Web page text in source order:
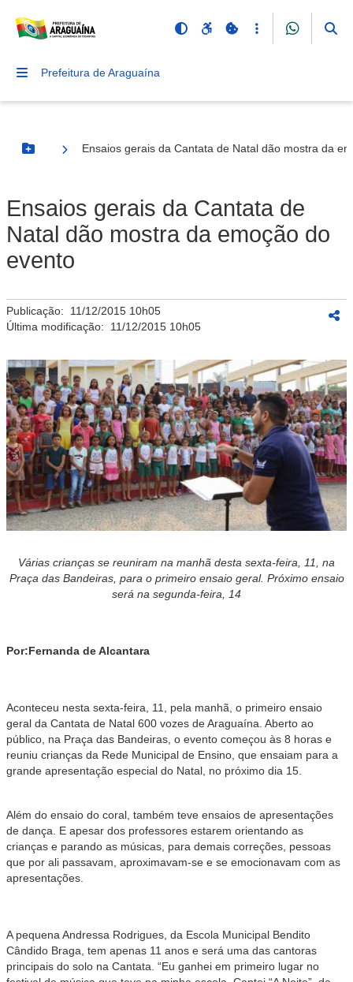
Prefeitura de Araguaína
Botão Menu
Ensaios gerais da Cantata de Natal dão mostra da
Ensaios gerais da Cantata de
Natal dão mostra da emoção do
evento
Publicação: 11/12/2015 10h05
Última modificação: 11/12/2015 10h05
Várias crianças se reuniram na manhã desta sexta-feira, 11, na
Praça das Bandeiras, para o primeiro ensaio geral. Próximo ensaio
será na segunda-feira, 14
Por:Fernanda de Alcantara
Aconteceu nesta sexta-feira, 11, pela manhã, o primeiro ensaio
geral da Cantata de Natal 600 vozes de Araguaína. Aberto ao
público, na Praça das Bandeiras, o evento começou às 8 horas e
reuniu crianças da Rede Municipal de Ensino, que ensaiam para a
grande apresentação especial do Natal, no próximo dia 15.
Além do ensaio do coral, também teve ensaios de apresentações
de dança. E apesar dos professores estarem orientando as
crianças e parando as músicas, para demais correções, pessoas
que por ali passavam, aproximavam-se e se emocionavam com as
apresentações.
A pequena Andressa Rodrigues, da Escola Municipal Bendito
Cândido Braga, tem apenas 11 anos e será uma das cantoras
principais do solo na Cantata. “Eu ganhei em primeiro lugar no